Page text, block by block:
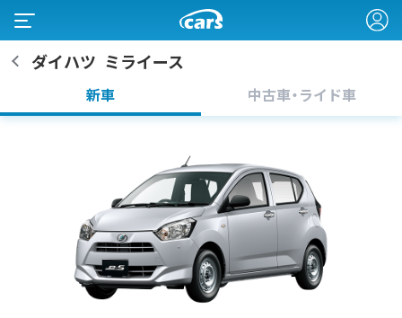
ダイハツ ミライース
新車 中古車・ライド車